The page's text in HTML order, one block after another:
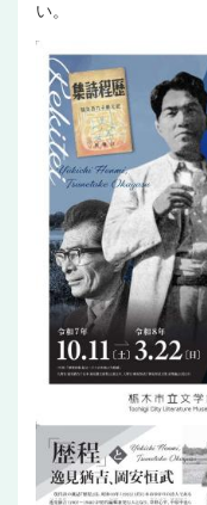
い。